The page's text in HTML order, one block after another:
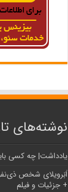
نوشته‌های
یادداشت| ‌چه کسی
اَبَر‌ویلای شخص
+ جزئیات و فیلم